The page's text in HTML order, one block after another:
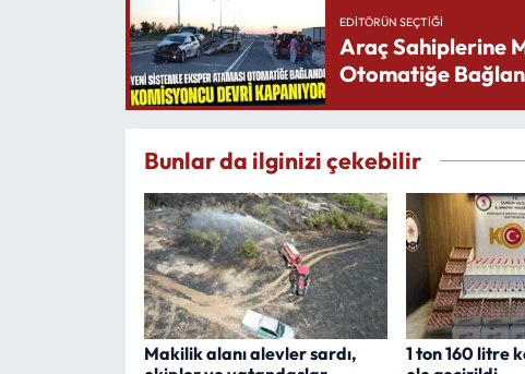
EDITÖRÜN SEÇTIĞI
Araç Sahiplerine
Otomatiğe
Bunlar da ilginizi çekebilir
Makilik alanı alevler sardı,
1 ton 160 litre